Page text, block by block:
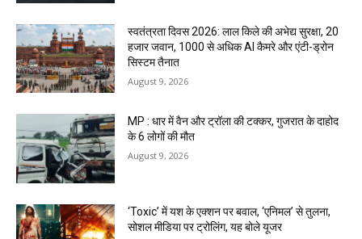
स्वतंत्रता दिवस 2026: लाल किले की अभेद्य सुरक्षा, 20
हजार जवान, 1000 से अधिक AI कैमरे और एंटी-ड्रोन
सिस्टम तैनात
August 9, 2026
MP : धार में वैन और ट्रॉला की टक्कर, गुजरात के दाहोद
के 6 लोगों की मौत
August 9, 2026
‘Toxic’ में यश के एक्शन पर बवाल, ‘एनिमल’ से तुलना,
सोशल मीडिया पर ट्रोलिंग, यह बोले यूजर